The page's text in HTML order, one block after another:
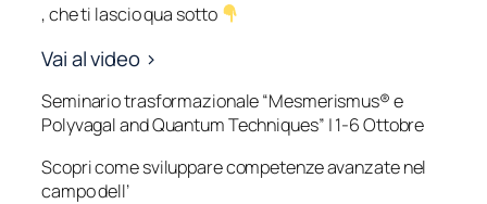
, che ti lascio qua sotto
Vai al video >
Seminario trasformazionale “Mesmerismus® e
Polyvagal and Quantum Techniques” | 1-6 Ottobre
Scopri come sviluppare competenze avanzate nel
campo dell’